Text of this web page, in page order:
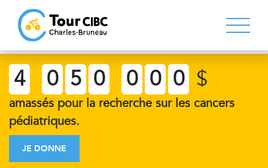
4 0 5 0 0 0 0 $
amassés pour la recherche sur les cancers
pédiatriques.
JE DONNE